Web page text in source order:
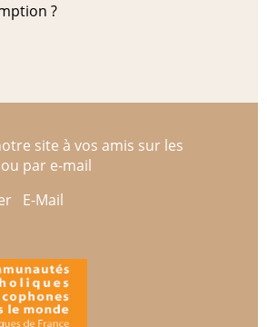
?
site à vos amis sur les
par e-mail
E-Mail